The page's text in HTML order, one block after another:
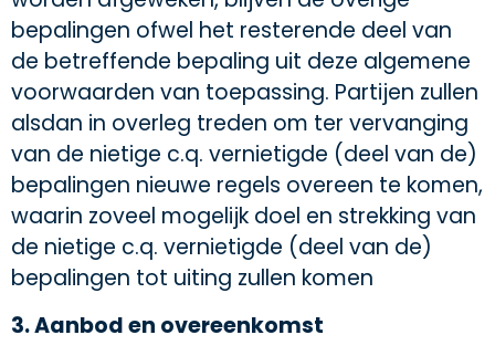
bepalingen ofwel het resterende deel van
de betreffende bepaling uit deze algemene
voorwaarden van toepassing. Partijen zullen
alsdan in overleg treden om ter vervanging
van de nietige c.q. vernietigde (deel van de)
bepalingen nieuwe regels overeen te komen,
waarin zoveel mogelijk doel en strekking van
de nietige c.q. vernietigde (deel van de)
bepalingen tot uiting zullen komen
3. Aanbod en overeenkomst